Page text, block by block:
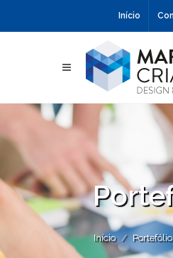
Início
Início Portefólio